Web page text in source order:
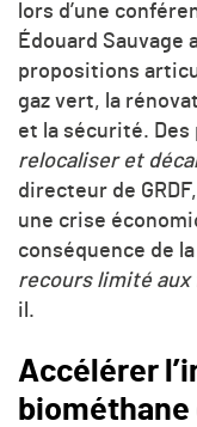
lors d’une
Édouard Sauvage
propositions
gaz vert, la
et la sécurité.
relocaliser et
directeur de
une crise
conséquence de
recours limité aux
il.
Accélérer